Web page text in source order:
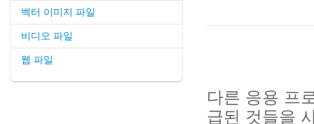
벡터 이미지 파일
비디오 파일
웹 파일
다른 응용 프
급된 것들을